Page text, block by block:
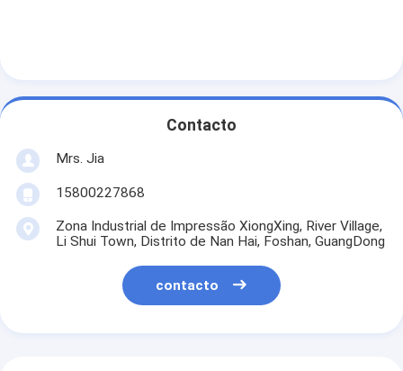
Contacto
Mrs. Jia
15800227868
Zona Industrial de Impressão XiongXing, River Village,
Li Shui Town, Distrito de Nan Hai, Foshan, GuangDong
contacto